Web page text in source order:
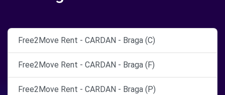
Free2Move Rent - CARDAN - Braga (C)
Free2Move Rent - CARDAN - Braga (F)
Free2Move Rent - CARDAN - Braga (P)